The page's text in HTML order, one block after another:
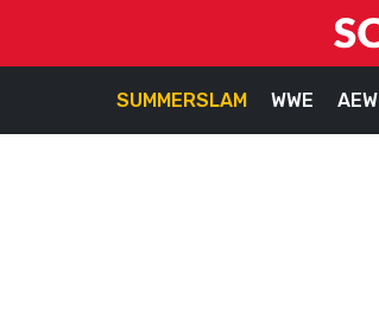
SUMMERSLAM WWE AEW